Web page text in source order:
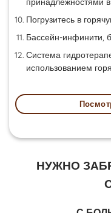
Погрузитесь в
Бассейн-инфинити,
Система
использованием
НУЖНО